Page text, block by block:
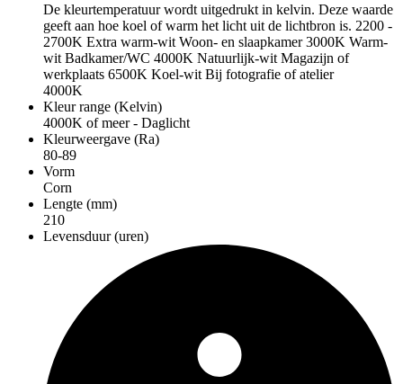
De kleurtemperatuur wordt uitgedrukt in kelvin. Deze waarde
geeft aan hoe koel of warm het licht uit de lichtbron is. 2200 -
2700K Extra warm-wit Woon- en slaapkamer 3000K Warm-
wit Badkamer/WC 4000K Natuurlijk-wit Magazijn of
werkplaats 6500K Koel-wit Bij fotografie of atelier
4000K
Kleur range (Kelvin)
4000K of meer - Daglicht
Kleurweergave (Ra)
80-89
Vorm
Corn
Lengte (mm)
210
Levensduur (uren)